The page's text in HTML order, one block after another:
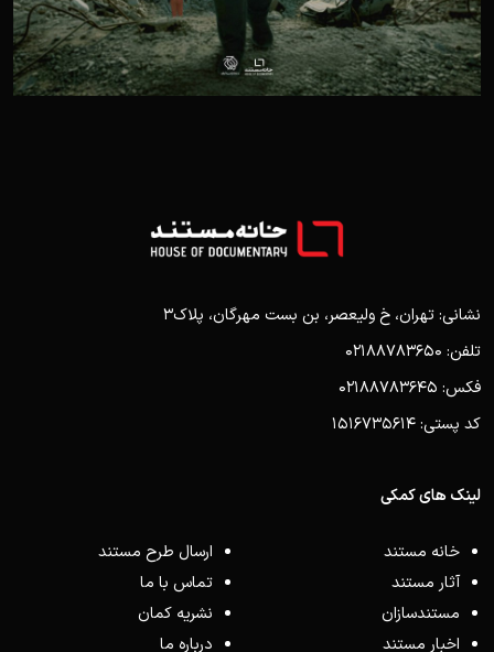
نشانی: تهران، خ ولیعصر، بن بست مهرگان، پلاک3
تلفن: 02188783650
فکس: 02188783645
کد پستی: 1516735614
لینک های کمکی
خانه مستند
آثار مستند
مستندسازان
اخبار مستند
ارسال طرح مستند
تماس با ما
نشریه کمان
درباره ما